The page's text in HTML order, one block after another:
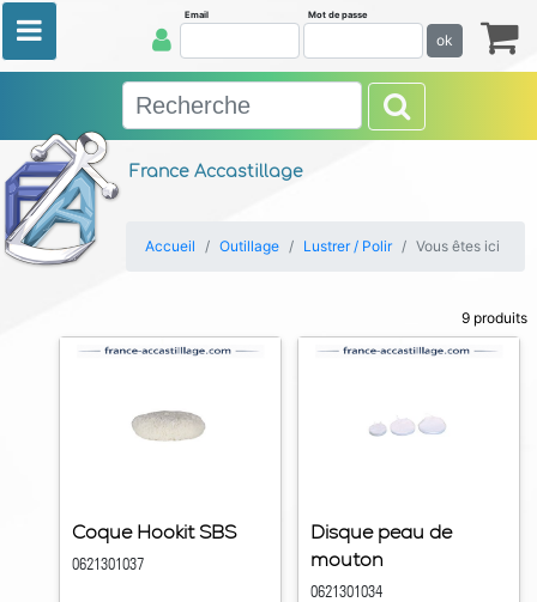
France Accastillage
Email Mot de passe
ok
Accueil Outillage Lustrer / Polir Vous êtes ici
9 produits
Coque Hookit SBS
0621301037
Disque peau de
mouton
0621301034